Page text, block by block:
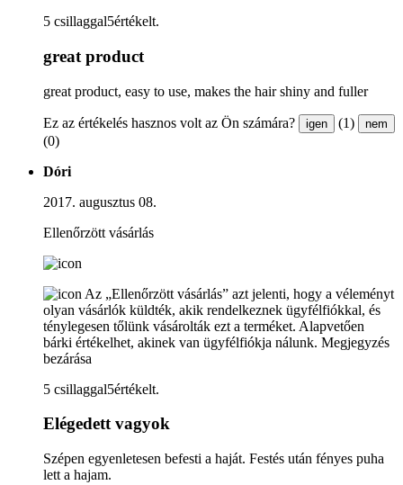
5 csillaggal5értékelt.
great product
great product, easy to use, makes the hair shiny and fuller
Ez az értékelés hasznos volt az Ön számára? igen (1) nem
(0)
Dóri
2017. augusztus 08.
Ellenőrzött vásárlás
Az „Ellenőrzött vásárlás” azt jelenti, hogy a véleményt
olyan vásárlók küldték, akik rendelkeznek ügyfélfiókkal, és
ténylegesen tőlünk vásárolták ezt a terméket. Alapvetően
bárki értékelhet, akinek van ügyfélfiókja nálunk. Megjegyzés
bezárása
5 csillaggal5értékelt.
Elégedett vagyok
Szépen egyenletesen befesti a haját. Festés után fényes puha
lett a hajam.